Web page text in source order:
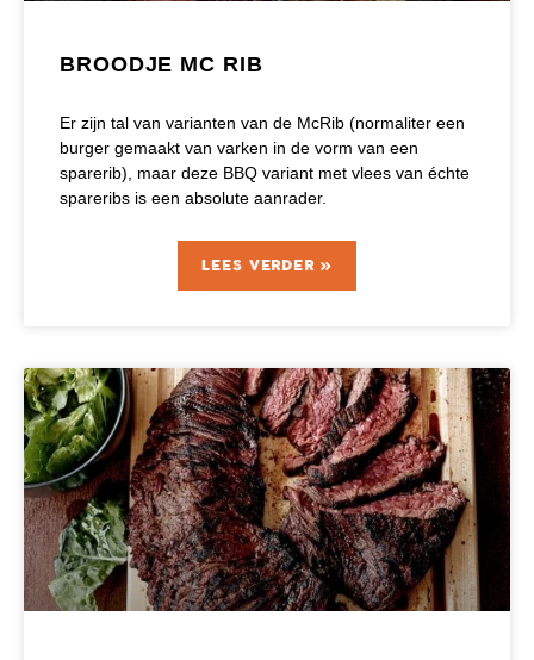
BROODJE MC RIB
Er zijn tal van varianten van de McRib (normaliter een
burger gemaakt van varken in de vorm van een
sparerib), maar deze BBQ variant met vlees van échte
spareribs is een absolute aanrader.
LEES VERDER »